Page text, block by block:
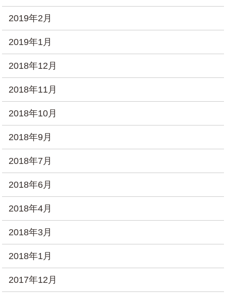
2019年2月
2019年1月
2018年12月
2018年11月
2018年10月
2018年9月
2018年7月
2018年6月
2018年4月
2018年3月
2018年1月
2017年12月